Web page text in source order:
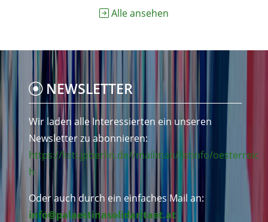
Alle ansehen
NEWSLETTER
Wir laden alle Interessierten ein unseren
Newsletter zu abonnieren:
https://listi.jpberlin.de//mailman/listinfo/oesterreic
h
Oder auch durch ein einfaches Mail an:
info@palaestinasolidaritaet.at